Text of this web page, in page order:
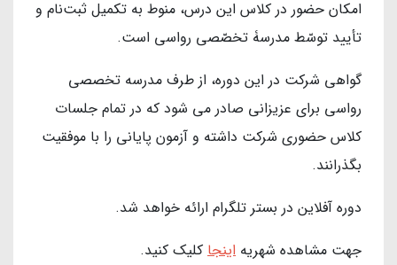
امکان حضور در کلاس این درس، منوط به تکمیل ثبت‌نام و
تأیید توسّط مدرسۀ تخصّصی رواسی است.
گواهی شرکت در این دوره، از طرف مدرسه تخصصی
رواسی برای عزیزانی صادر می شود که در تمام جلسات
کلاس حضوری شرکت داشته و آزمون پایانی را با موفقیت
بگذرانند.
دوره آفلاین در بستر تلگرام ارائه خواهد شد.
جهت مشاهده شهریه اینجا کلیک کنید.